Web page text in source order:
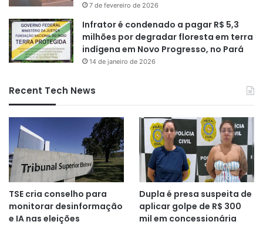
7 de fevereiro de 2026
Infrator é condenado a pagar R$ 5,3
milhões por degradar floresta em terra
indígena em Novo Progresso, no Pará
14 de janeiro de 2026
Recent Tech News
TSE cria conselho para
monitorar desinformação
e IA nas eleições
Dupla é presa suspeita de
aplicar golpe de R$ 300
mil em concessionária